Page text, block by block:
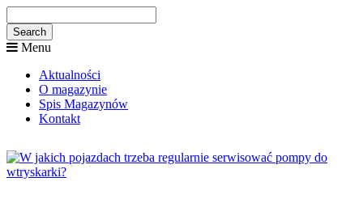
Menu
Aktualności
O magazynie
Spis Magazynów
Kontakt